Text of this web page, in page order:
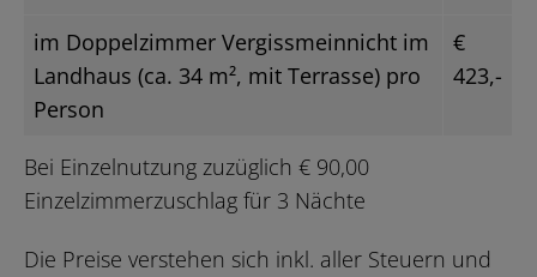
im Doppelzimmer Vergissmeinnicht im
Landhaus (ca. 34 m², mit Terrasse) pro
Person
€
423,-
Bei Einzelnutzung zuzüglich € 90,00
Einzelzimmerzuschlag für 3 Nächte
Die Preise verstehen sich inkl. aller Steuern und